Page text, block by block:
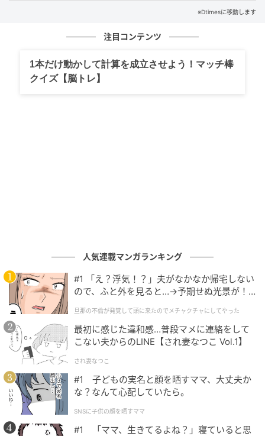
活用部門：情報システム部門、経営層、広報・IR部
桜つなぐリース for Surfaceは、Surface導入と同時に
日本マイクロソフトは、Surfaceの導入を通じて社会貢
献を実現する取り組みを意義深いものと評価します。
日本マイクロソフトは、桜ライン311の活動への共感
と、JECCと連携した支援の広がりに期待を寄せていま
す。
桜つなぐリース for Surfaceは、機器導入を防災や地域
再生への支援につなげられる点が特徴です。
JECCは、通常のリース契約に近い手軽さで社会貢献を
始めやすいサービスに仕上げています。
※Dtimesに移動します
注目コンテンツ
1本だけ動かして計算を成立させよう！マッチ棒
クイズ【脳トレ】
人気連載マンガランキング
#1 「え？浮気！？」夫がなかなか帰宅しない
ので、ふと外を見ると…→予期せぬ光景が！
クチャにしてやった
旦那の不倫が発覚して頭に来たのでメチャクチャにしてやった
最初に感じた違和感…普段マメに連絡をして
こない夫からのLINE【され妻なつこ Vol.1】
され妻なつこ
#1 子どもの実名と顔を晒すママ、大丈夫か
な？なんて心配していたら。
SNSに子供の顔を晒すママ
#1 「ママ、生きてるよね？」寝ていると思